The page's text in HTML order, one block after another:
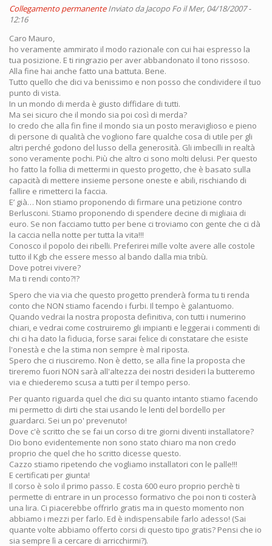
Collegamento permanente Inviato daJacopo Fo il Mer, 04/18/2007 -
12:16
Caro Mauro,
ho veramente ammirato il modo razionale con cui hai espresso la
tua posizione. E ti ringrazio per aver abbandonato il tono rissoso.
Alla fine hai anche fatto una battuta. Bene.
Tutto quello che dici va benissimo e non posso che condividere il tuo
punto di vista.
In un mondo di merda è giusto diffidare di tutti.
Ma sei sicuro che il mondo sia poi così di merda?
Io credo che alla fin fine il mondo sia un posto meraviglioso e pieno
di persone di qualità che vogliono fare qualche cosa di utile per gli
altri perché godono del lusso della generosità. Gli imbecilli in realtà
sono veramente pochi. Più che altro ci sono molti delusi. Per questo
ho fatto la follia di mettermi in questo progetto, che è basato sulla
capacità di mettere insieme persone oneste e abili, rischiando di
fallire e rimetterci la faccia.
E’ già… Non stiamo proponendo di firmare una petizione contro
Berlusconi. Stiamo proponendo di spendere decine di migliaia di
euro. Se non facciamo tutto per bene ci troviamo con gente che ci dà
la caccia nella notte per tutta la vita!!!
Conosco il popolo dei ribelli. Preferirei mille volte avere alle costole
tutto il Kgb che essere messo al bando dalla mia tribù.
Dove potrei vivere?
Ma ti rendi conto?!?
Spero che via via che questo progetto prenderà forma tu ti renda
conto che NON stiamo facendo i furbi. Il tempo è galantuomo.
Quando vedrai la nostra proposta definitiva, con tutti i numerino
chiari, e vedrai come costruiremo gli impianti e leggerai i commenti di
chi ci ha dato la fiducia, forse sarai felice di constatare che esiste
l'onestà e che la stima non sempre è mal riposta.
Spero che ci riusciremo. Non è detto, se alla fine la proposta che
tireremo fuori NON sarà all'altezza dei nostri desideri la butteremo
via e chiederemo scusa a tutti per il tempo perso.
Per quanto riguarda quel che dici su quanto intanto stiamo facendo
mi permetto di dirti che stai usando le lenti del bordello per
guardarci. Sei un po' prevenuto!
Dove c'è scritto che se fai un corso di tre giorni diventi installatore?
Dio bono evidentemente non sono stato chiaro ma non credo
proprio che quel che ho scritto dicesse questo.
Cazzo stiamo ripetendo che vogliamo installatori con le palle!!!
E certificati per giunta!
Il corso è solo il primo passo. E costa 600 euro proprio perchè ti
permette di entrare in un processo formativo che poi non ti costerà
una lira. Ci piacerebbe offrirlo gratis ma in questo momento non
abbiamo i mezzi per farlo. Ed è indispensabile farlo adesso! (Sai
quante volte abbiamo offerto corsi di questo tipo gratis? Pensi che io
sia sempre lì a cercare di arricchirmi?).